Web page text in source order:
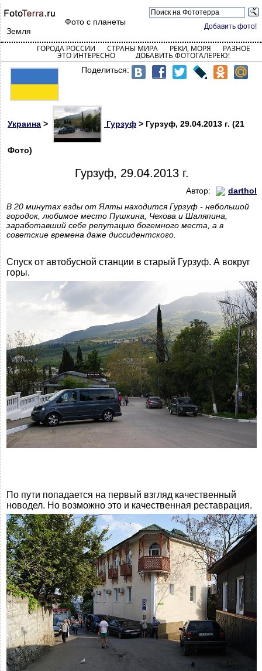
Добавить фото!
Фото с планеты
Земля
ГОРОДА РОССИИ СТРАНЫ МИРА РЕКИ, МОРЯ РАЗНОЕ
ЭТО ИНТЕРЕСНО ДОБАВИТЬ ФОТОГАЛЕРЕЮ!
Поделиться:
Украина > Гурзуф > Гурзуф, 29.04.2013 г. (21
Фото)
Гурзуф, 29.04.2013 г.
Автор:
darthol
В 20 минутах езды от Ялты находится Гурзуф - небольшой
городок, любимое место Пушкина, Чехова и Шаляпина,
заработавший себе репутацию богемного места, а в
советские времена даже диссидентского.
Спуск от автобусной станции в старый Гурзуф. А вокруг
горы.
По пути попадается на первый взгляд качественный
новодел. Но возможно это и качественная реставрация.